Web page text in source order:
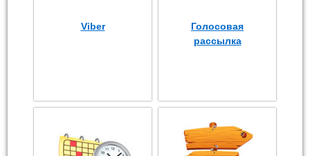
Viber
Голосовая
рассылка